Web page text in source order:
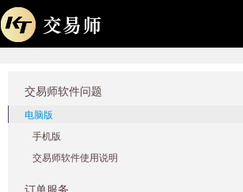
交易师软件问题
电脑版
手机版
交易师软件使用说明
订单服务